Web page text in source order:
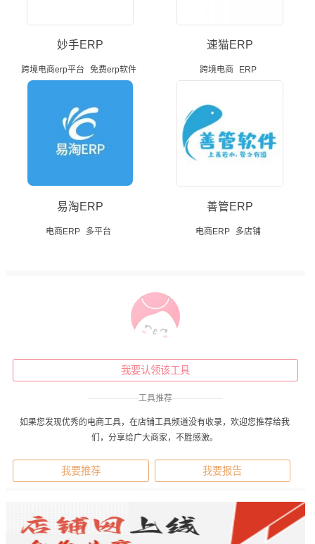
妙手ERP
跨境电商erp平台 免费erp软件
速猫ERP
跨境电商 ERP
易淘ERP
电商ERP 多平台
善管ERP
电商ERP 多店铺
我要认领该工具
工具推荐——————
如果您发现优秀的电商工具，在店铺工具频道没有收录，欢迎您推荐给我
们，分享给广大商家，不胜感激。
我要推荐 我要报告